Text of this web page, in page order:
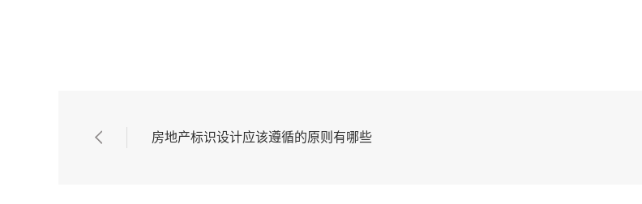
房地产标识设计应该遵循的原则有哪些